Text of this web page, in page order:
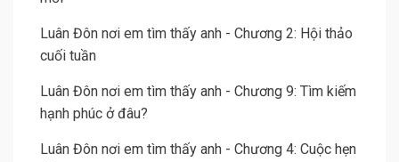
Luân Đôn nơi em tìm thấy anh - Chương 2: Hội thảo
cuối tuần
Luân Đôn nơi em tìm thấy anh - Chương 9: Tìm kiếm
hạnh phúc ở đâu?
Luân Đôn nơi em tìm thấy anh - Chương 4: Cuộc hẹn